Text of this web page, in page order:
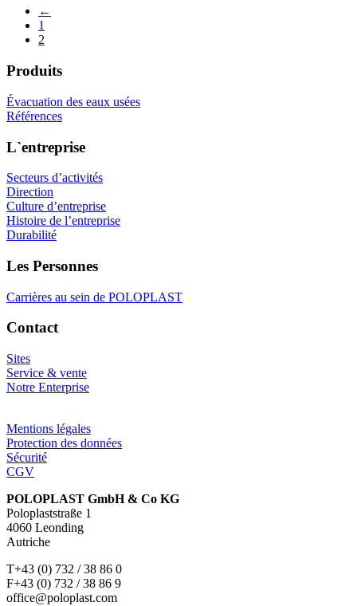
←
1
2
Produits
Évacuation des eaux usées
Références
L`entreprise
Secteurs d’activités
Direction
Culture d’entreprise
Histoire de l’entreprise
Durabilité
Les Personnes
Carrières au sein de POLOPLAST
Contact
Sites
Service & vente
Notre Enterprise
Mentions légales
Protection des données
Sécurité
CGV
POLOPLAST GmbH & Co KG
Poloplaststraße 1
4060 Leonding
Autriche
T+43 (0) 732 / 38 86 0
F+43 (0) 732 / 38 86 9
office@poloplast.com